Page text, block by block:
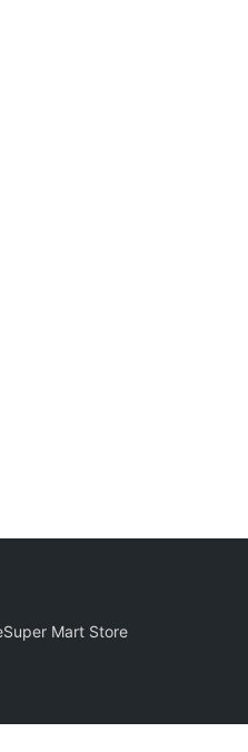
Super Mart Store